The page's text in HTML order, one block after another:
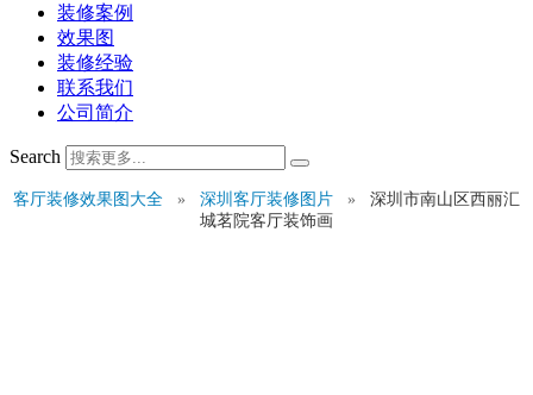
装修案例
效果图
装修经验
联系我们
公司简介
Search
客厅装修效果图大全 » 深圳客厅装修图片 »
深圳市南山区西丽汇
城茗院客厅装饰画